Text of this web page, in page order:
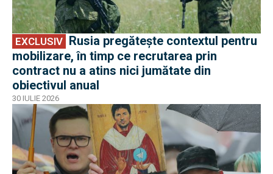
EXCLUSIV
mobilizare, în timp ce recrutarea prin
contract nu a atins nici jumătate din
obiectivul anual
30 IULIE 2026